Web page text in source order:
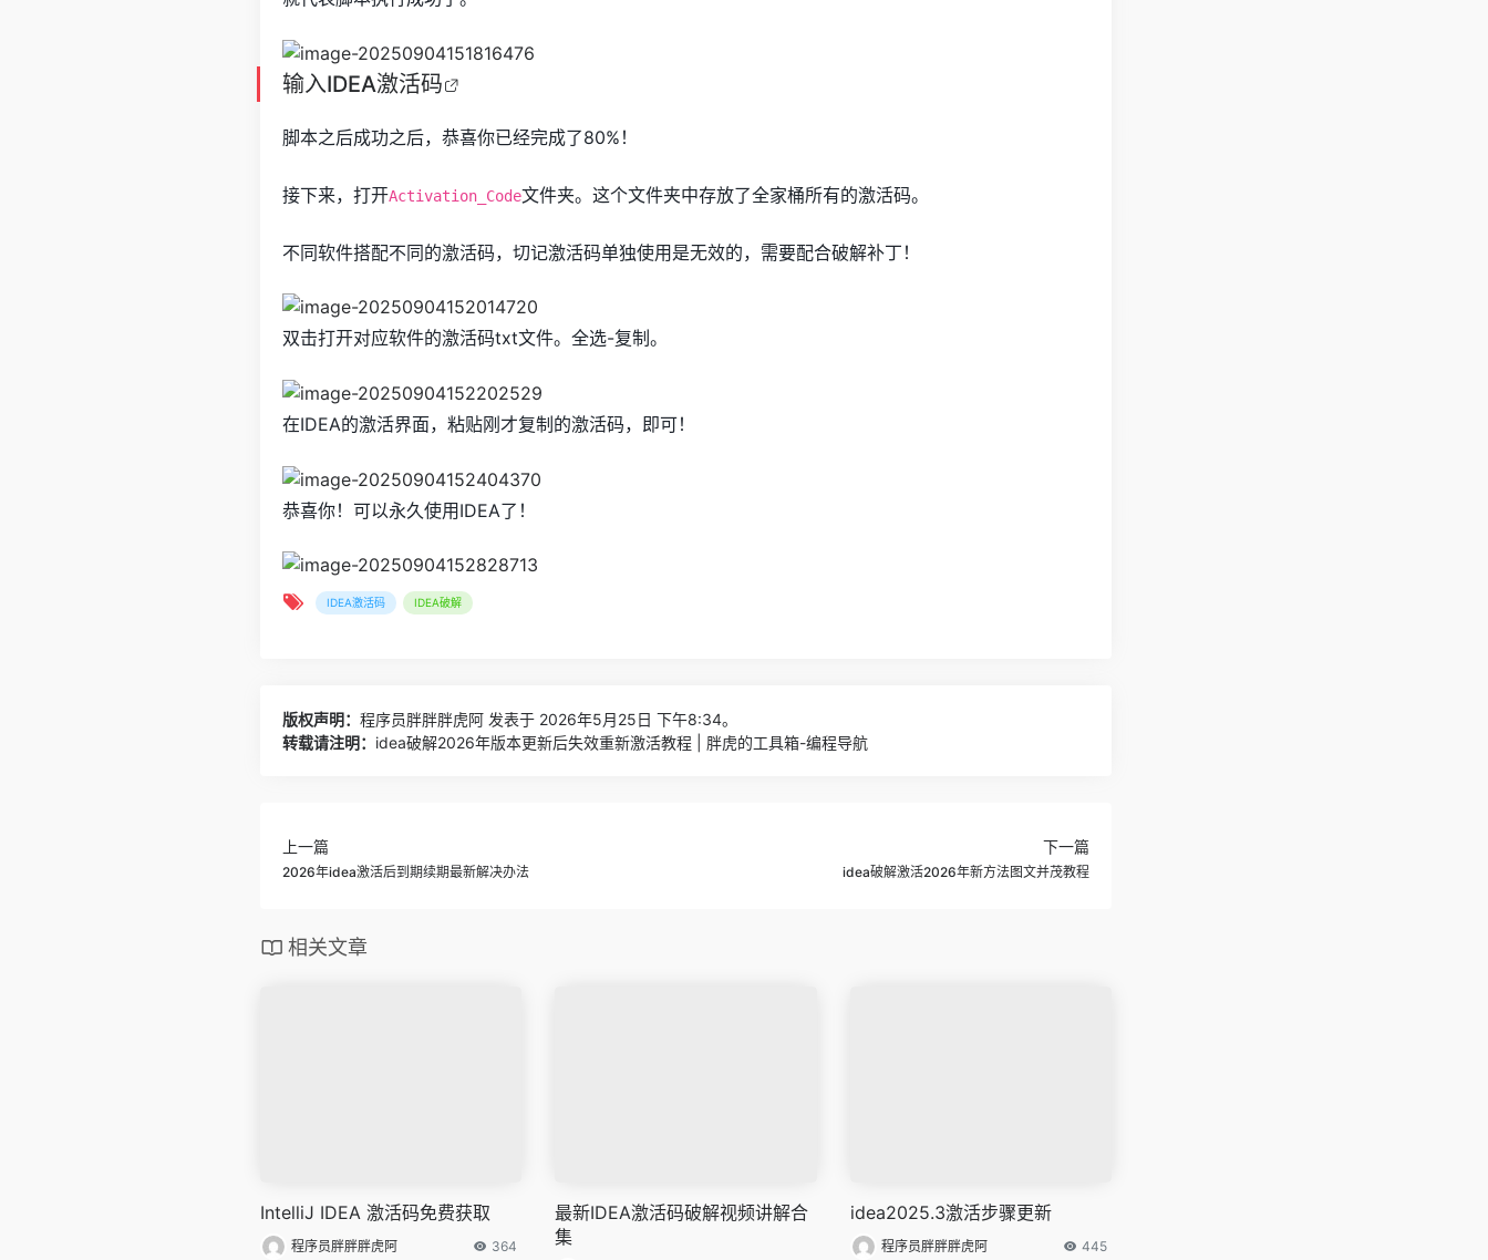
输入IDEA激活码
脚本之后成功之后，恭喜你已经完成了80%！
接下来，打开Activation_Code文件夹。这个文件夹中存放了全家桶所有的激活码。
不同软件搭配不同的激活码，切记激活码单独使用是无效的，需要配合破解补丁！
双击打开对应软件的激活码txt文件。全选-复制。
在IDEA的激活界面，粘贴刚才复制的激活码，即可！
恭喜你！可以永久使用IDEA了！
IDEA激活码 IDEA破解
版权声明： 程序员胖胖胖虎阿 发表于 2026年5月25日 下午8:34。
转载请注明： idea破解2026年版本更新后失效重新激活教程 | 胖虎的工具箱-编程导航
上一篇
2026年idea激活后到期续期最新解决办法
下一篇
idea破解激活2026年新方法图文并茂教程
相关文章
IntelliJ IDEA 激活码免费获取
程序员胖胖胖虎阿 364
最新IDEA激活码破解视频讲解合
集
idea2025.3激活步骤更新
程序员胖胖胖虎阿 445